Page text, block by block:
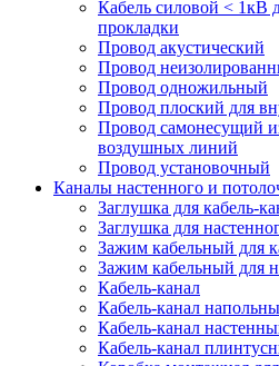
Кабель силовой < 1кВ
прокладки
Провод акустический
Провод
Провод одножильный
Провод плоский для
Провод самонесущий
воздушных линий
Провод установочный
Каналы настенного и
Заглушка для кабель-
Заглушка для
Зажим кабельный для
Зажим кабельный для
Кабель-канал
Кабель-канал
Кабель-канал
Кабель-канал